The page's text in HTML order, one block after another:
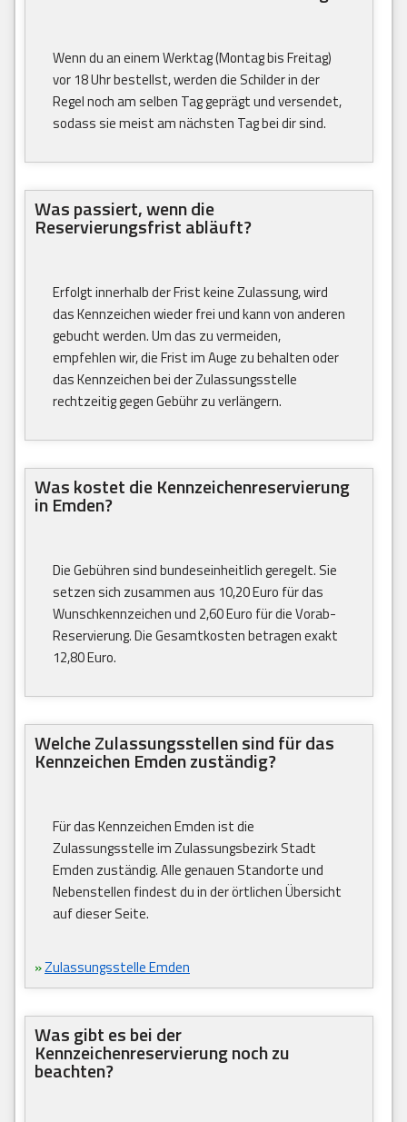
Wenn du an einem Werktag (Montag bis Freitag)
vor 18 Uhr bestellst, werden die Schilder in der
Regel noch am selben Tag geprägt und versendet,
sodass sie meist am nächsten Tag bei dir sind.
Was passiert, wenn die
Reservierungsfrist abläuft?
Erfolgt innerhalb der Frist keine Zulassung, wird
das Kennzeichen wieder frei und kann von anderen
gebucht werden. Um das zu vermeiden,
empfehlen wir, die Frist im Auge zu behalten oder
das Kennzeichen bei der Zulassungsstelle
rechtzeitig gegen Gebühr zu verlängern.
Was kostet die Kennzeichenreservierung
in Emden?
Die Gebühren sind bundeseinheitlich geregelt. Sie
setzen sich zusammen aus 10,20 Euro für das
Wunschkennzeichen und 2,60 Euro für die Vorab-
Reservierung. Die Gesamtkosten betragen exakt
12,80 Euro.
Welche Zulassungsstellen sind für das
Kennzeichen Emden zuständig?
Für das Kennzeichen Emden ist die
Zulassungsstelle im Zulassungsbezirk Stadt
Emden zuständig. Alle genauen Standorte und
Nebenstellen findest du in der örtlichen Übersicht
auf dieser Seite.
»Zulassungsstelle Emden
Was gibt es bei der
Kennzeichenreservierung noch zu
beachten?